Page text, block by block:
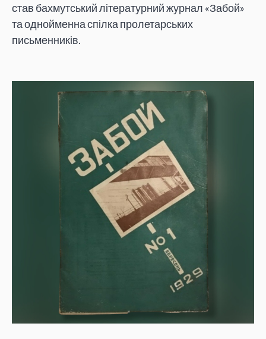
став бахмутський літературний журнал «Забой»
та однойменна спілка пролетарських
письменників.